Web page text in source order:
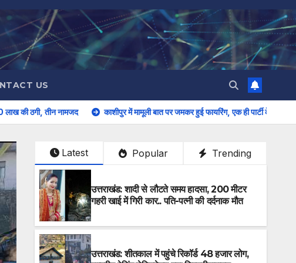
US
काशीपुर में मामूली बात पर जमकर हुई फायरिंग, एक ही पार्टी के दो नेता आपस में भिड़े, कई घायल
Latest Popular Trending
उत्तराखंड: शादी से लौटते समय हादसा, 200 मीटर
गहरी खाई में गिरी कार.. पति-पत्नी की दर्दनाक मौत
उत्तराखंड: शीतकाल में पहुंचे रिकॉर्ड 48 हजार लोग,